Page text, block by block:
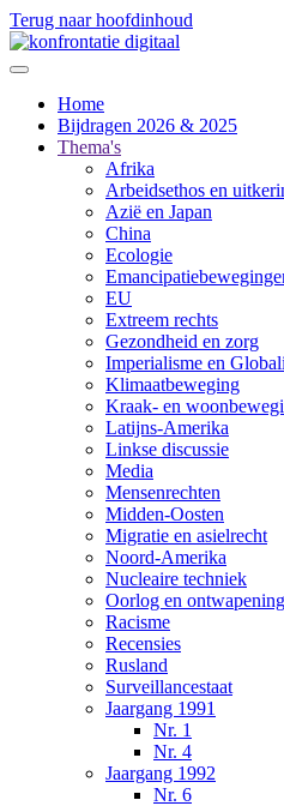
Terug naar hoofdinhoud
Home
Bijdragen 2026 & 2025
Thema's
Afrika
Arbeidsethos en
Azië en Japan
China
Ecologie
EU
Extreem rechts
Gezondheid en zorg
Imperialisme en
Klimaatbeweging
Kraak- en
Latijns-Amerika
Linkse discussie
Media
Mensenrechten
Midden-Oosten
Migratie en asielrecht
Noord-Amerika
Nucleaire techniek
Oorlog en ontwapening
Racisme
Recensies
Rusland
Surveillancestaat
Jaargang 1991
Nr. 1
Nr. 4
Jaargang 1992
Nr. 6